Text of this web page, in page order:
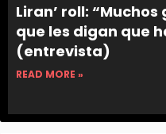
Liran’ roll:
que les digan que
(entrevista)
READ MORE »